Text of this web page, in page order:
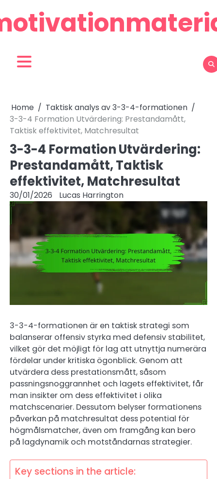
to
content
Home
Taktisk analys av 3-3-4-formationen
3-3-4 Formation Utvärdering: Prestandamått,
Taktisk effektivitet, Matchresultat
3-3-4 Formation Utvärdering:
Prestandamått, Taktisk
effektivitet, Matchresultat
30/01/2026 Lucas Harrington
3-3-4-formationen är en taktisk strategi som
balanserar offensiv styrka med defensiv stabilitet,
vilket gör det möjligt för lag att utnyttja numerära
fördelar under kritiska ögonblick. Genom att
utvärdera dess prestationsmått, såsom
passningsnoggrannhet och lagets effektivitet, får
man insikter om dess effektivitet i olika
matchscenarier. Dessutom belyser formationens
påverkan på matchresultat dess potential för
högmålsmatcher, även om framgång kan bero
på lagdynamik och motståndarnas strategier.
Key sections in the article: